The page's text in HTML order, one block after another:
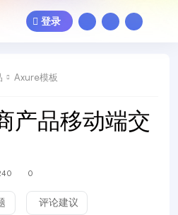
登录
Axure模板
产品移动端交
0
评论建议